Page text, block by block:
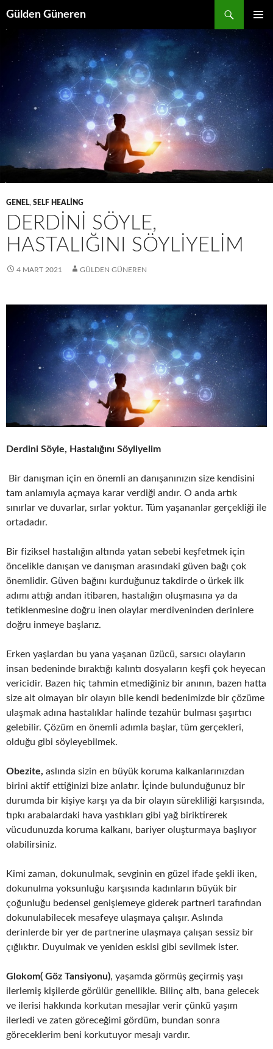
Gülden Güneren
GENEL, SELF HEALING
DERDINI SÖYLE,
HASTALIĞINI SÖYLIYELIM
4 MART 2021 GÜLDEN GÜNEREN
Derdini Söyle, Hastalığını Söyliyelim
Bir danışman için en önemli an danışanınızın size kendisini
tam anlamıyla açmaya karar verdiği andır. O anda artık
sınırlar ve duvarlar, sırlar yoktur. Tüm yaşananlar gerçekliği ile
ortadadır.
Bir fiziksel hastalığın altında yatan sebebi keşfetmek için
öncelikle danışan ve danışman arasındaki güven bağı çok
önemlidir. Güven bağını kurduğunuz takdirde o ürkek ilk
adımı attığı andan itibaren, hastalığın oluşmasına ya da
tetiklenmesine doğru inen olaylar merdiveninden derinlere
doğru inmeye başlarız.
Erken yaşlardan bu yana yaşanan üzücü, sarsıcı olayların
insan bedeninde bıraktığı kalıntı dosyaların keşfi çok heyecan
vericidir. Bazen hiç tahmin etmediğiniz bir anının, bazen hatta
size ait olmayan bir olayın bile kendi bedenimizde bir çözüme
ulaşmak adına hastalıklar halinde tezahür bulması şaşırtıcı
gelebilir. Çözüm en önemli adımla başlar, tüm gerçekleri,
olduğu gibi söyleyebilmek.
Obezite, aslında sizin en büyük koruma kalkanlarınızdan
birini aktif ettiğinizi bize anlatır. İçinde bulunduğunuz bir
durumda bir kişiye karşı ya da bir olayın sürekliliği karşısında,
tıpkı arabalardaki hava yastıkları gibi yağ biriktirerek
vücudunuzda koruma kalkanı, bariyer oluşturmaya başlıyor
olabilirsiniz.
Kimi zaman, dokunulmak, sevginin en güzel ifade şekli iken,
dokunulma yoksunluğu karşısında kadınların büyük bir
çoğunluğu bedensel genişlemeye giderek partneri tarafından
dokunulabilecek mesafeye ulaşmaya çalışır. Aslında
derinlerde bir yer de partnerine ulaşmaya çalışan sessiz bir
çığlıktır. Duyulmak ve yeniden eskisi gibi sevilmek ister.
Glokom( Göz Tansiyonu), yaşamda görmüş geçirmiş yaşı
ilerlemiş kişilerde görülür genellikle. Bilinç altı, bana gelecek
ve ilerisi hakkında korkutan mesajlar verir çünkü yaşım
ilerledi ve zaten göreceğimi gördüm, bundan sonra
göreceklerim beni korkutuyor mesajı vardır.